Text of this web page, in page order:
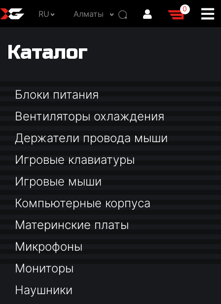
RU Алматы
0
Каталог
Блоки питания
Вентиляторы охлаждения
Держатели провода мыши
Игровые клавиатуры
Игровые мыши
Компьютерные корпуса
Материнские платы
Микрофоны
Мониторы
Наушники